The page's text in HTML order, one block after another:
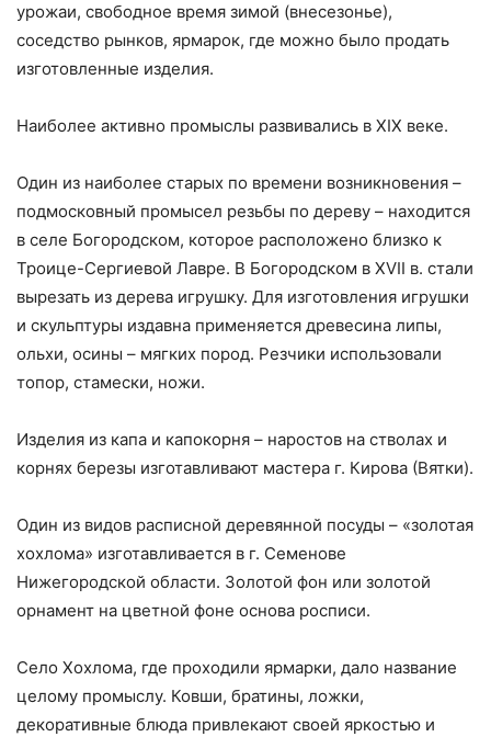
урожаи, свободное время зимой (внесезонье),
соседство рынков, ярмарок, где можно было продать
изготовленные изделия.
Наиболее активно промыслы развивались в XIX веке.
Один из наиболее старых по времени возникновения –
подмосковный промысел резьбы по дереву – находится
в селе Богородском, которое расположено близко к
Троице-Сергиевой Лавре. В Богородском в XVII в. стали
вырезать из дерева игруш­ку. Для изготовления игрушки
и скульптуры издавна применяется древесина липы,
ольхи, осины – мягких пород. Резчики использовали
топор, стамески, ножи.
Изделия из капа и капокорня – наростов на стволах и
корнях березы изготавли­вают мастера г. Кирова (Вятки).
Один из видов расписной деревянной посуды – «золотая
хохлома» изготавлива­ется в г. Семенове
Нижегородской области. Золотой фон или золотой
орнамент на цветной фоне основа росписи.
Село Хохлома, где проходили ярмарки, дало название
целому промыслу. Ковши, братины, ложки,
декоративные блюда привлекают своей яркостью и